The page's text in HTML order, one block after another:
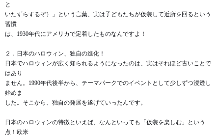
と
いたずらするぞ）」という言葉、実は子どもたちが仮装して近所を回るという
習慣
は、1930年代にアメリカで定着したものなんですよ！
２．日本のハロウィン、独自の進化！
日本でハロウィンが広く知られるようになったのは、実はそれほど古いことで
はあり
ません。1990年代後半から、テーマパークでのイベントとして少しずつ浸透し
始めま
した。そこから、独自の発展を遂げていったんです。
日本のハロウィンの特徴といえば、なんといっても「仮装を楽しむ」という
点！欧米